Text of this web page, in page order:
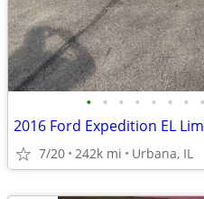
• • • • • • • •
7/20 242k mi Urbana, IL